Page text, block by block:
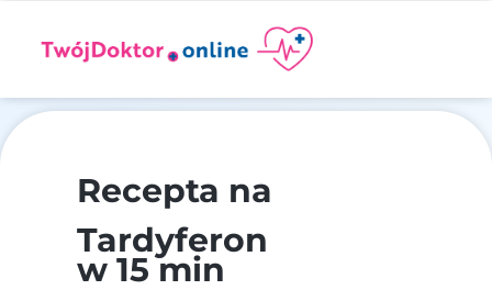
Recepta na
Tardyferon
w 15 min